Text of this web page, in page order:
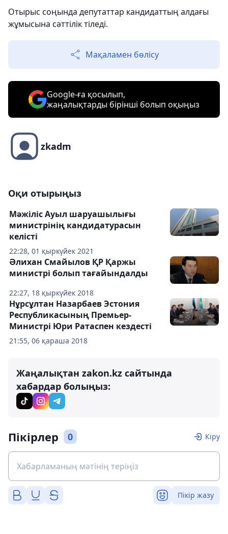
Отырыс соңында депутаттар кандидаттың алдағы
жұмысына сәттілік тіледі.
Мақаламен бөлісу
Google-ға қосылып,
жаңалықтарды бірінші болып оқыңыз
zkadm
Оқи отырыңыз
22:28, 01 қыркүйек 2021
Мәжіліс Ауыл шаруашылығы
министрінің кандидатурасын
келісті
22:27, 18 қыркүйек 2018
Әлихан Смайылов ҚР Қаржы
министрі болып тағайындалды
21:55, 06 қараша 2018
Нұрсұлтан Назарбаев Эстония
Республикасының Премьер-
Министрі Юри Ратаспен кездесті
Жаңалықтан zakon.kz сайтында
хабардар болыңыз:
Пікірлер 0 Кіру
Пікір жазу